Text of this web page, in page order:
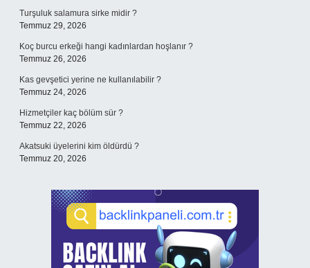
Turşuluk salamura sirke midir ?
Temmuz 29, 2026
Koç burcu erkeği hangi kadınlardan hoşlanır ?
Temmuz 26, 2026
Kas gevşetici yerine ne kullanılabilir ?
Temmuz 24, 2026
Hizmetçiler kaç bölüm sür ?
Temmuz 22, 2026
Akatsuki üyelerini kim öldürdü ?
Temmuz 20, 2026